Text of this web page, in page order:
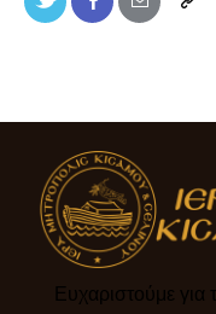
Ευχαριστούμε για